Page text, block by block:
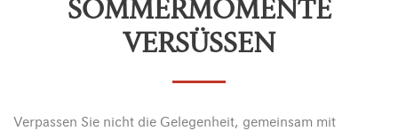
SOMMERMOMENTE
VERSÜSSEN
Verpassen Sie nicht die Gelegenheit, gemeinsam mit